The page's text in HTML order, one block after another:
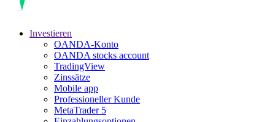
Investieren
OANDA-Konto
OANDA stocks account
TradingView
Zinssätze
Mobile app
Professioneller Kunde
MetaTrader 5